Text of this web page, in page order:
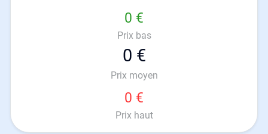
0 €
Prix bas
0 €
Prix moyen
0 €
Prix haut